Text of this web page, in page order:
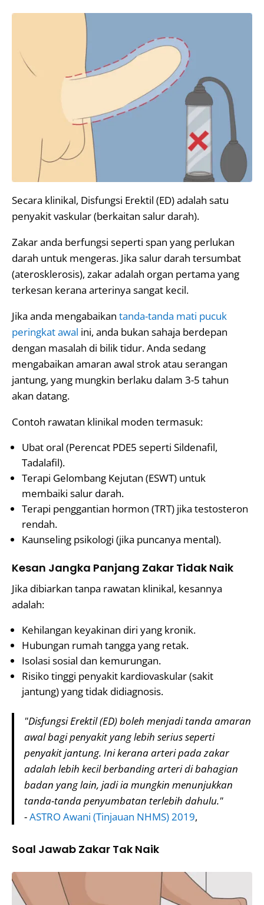
Secara klinikal, Disfungsi Erektil (ED) adalah satu
penyakit vaskular (berkaitan salur darah).
Zakar anda berfungsi seperti span yang perlukan
darah untuk mengeras. Jika salur darah tersumbat
(aterosklerosis), zakar adalah organ pertama yang
terkesan kerana arterinya sangat kecil.
Jika anda mengabaikan tanda-tanda mati pucuk
peringkat awal ini, anda bukan sahaja berdepan
dengan masalah di bilik tidur. Anda sedang
mengabaikan amaran awal strok atau serangan
jantung, yang mungkin berlaku dalam 3-5 tahun
akan datang.
Contoh rawatan klinikal moden termasuk:
Ubat oral (Perencat PDE5 seperti Sildenafil,
Tadalafil).
Terapi Gelombang Kejutan (ESWT) untuk
membaiki salur darah.
Terapi penggantian hormon (TRT) jika testosteron
rendah.
Kaunseling psikologi (jika puncanya mental).
Kesan Jangka Panjang Zakar Tidak Naik
Jika dibiarkan tanpa rawatan klinikal, kesannya
adalah:
Kehilangan keyakinan diri yang kronik.
Hubungan rumah tangga yang retak.
Isolasi sosial dan kemurungan.
Risiko tinggi penyakit kardiovaskular (sakit
jantung) yang tidak didiagnosis.
"Disfungsi Erektil (ED) boleh menjadi tanda amaran
awal bagi penyakit yang lebih serius seperti
penyakit jantung. Ini kerana arteri pada zakar
adalah lebih kecil berbanding arteri di bahagian
badan yang lain, jadi ia mungkin menunjukkan
tanda-tanda penyumbatan terlebih dahulu."
-ASTRO Awani (Tinjauan NHMS) 2019,
Soal Jawab Zakar Tak Naik